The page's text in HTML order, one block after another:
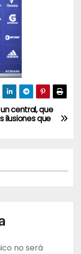
central, que
ilusiones que
no será